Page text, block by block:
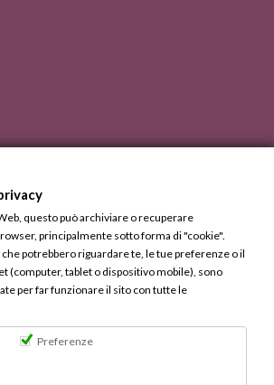
Responsabilmente, ma Calabrese.
questo può archiviare o recuperare
principalmente sotto forma di "cookie".
potrebbero riguardare te, le tue preferenze o il
(computer, tablet o dispositivo mobile), sono
per far funzionare il sito con tutte le
Preferenze